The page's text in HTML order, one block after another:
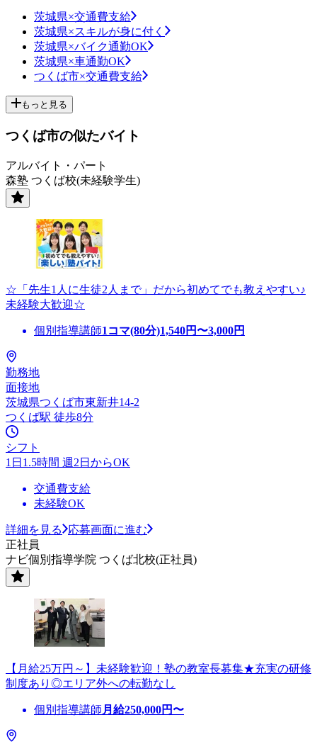
茨城県×交通費支給
茨城県×スキルが身に付く
茨城県×バイク通勤OK
茨城県×車通勤OK
つくば市×交通費支給
もっと見る
つくば市の似たバイト
アルバイト・パート
森塾 つくば校(未経験学生)
☆「先生1人に生徒2人まで」だから初めてでも教えやすい♪
未経験大歓迎☆
個別指導講師1コマ(80分)1,540円〜3,000円
勤務地
面接地
茨城県つくば市東新井14-2
つくば駅 徒歩8分
シフト
1日1.5時間 週2日からOK
交通費支給
未経験OK
詳細を見る
応募画面に進む
正社員
ナビ個別指導学院 つくば北校(正社員)
【月給25万円～】未経験歓迎！塾の教室長募集★充実の研修
制度あり◎エリア外への転勤なし
個別指導講師 月給250,000円〜